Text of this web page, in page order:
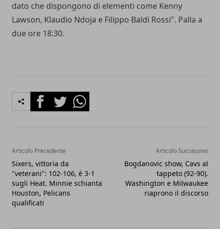
dato che dispongono di elementi come Kenny
Lawson, Klaudio Ndoja e Filippo Baldi Rossi". Palla a
due ore 18:30.
FacebookTwitterWhatsapp
Articolo Precedente
Sixers, vittoria da
"veterani": 102-106, è 3-1
sugli Heat. Minnie schianta
Houston, Pelicans
qualificati
Articolo Successivo
Bogdanovic show, Cavs al
tappeto (92-90).
Washington e Milwaukee
riaprono il discorso